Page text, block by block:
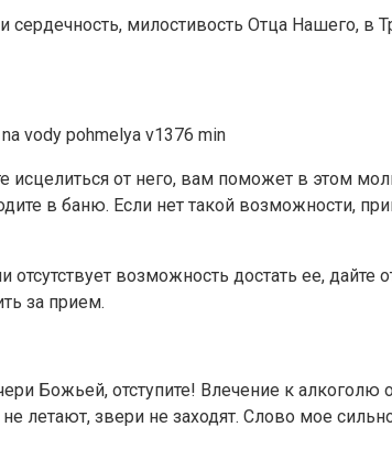
милостивость Отца Нашего, в
от него, вам поможет в этом
в баню. Если нет такой возможности,
возможность достать ее, дайте
за прием.
Божьей, отступите! Влечение к алкоголю
летают, звери не заходят. Слово мое